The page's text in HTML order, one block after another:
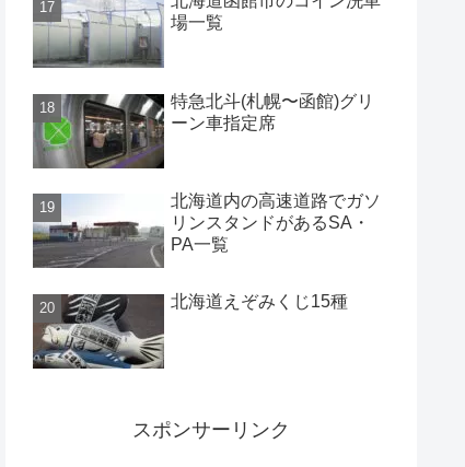
場一覧
特急北斗(札幌〜函館)グリ
ーン車指定席
北海道内の高速道路でガソ
リンスタンドがあるSA・
PA一覧
北海道えぞみくじ15種
スポンサーリンク